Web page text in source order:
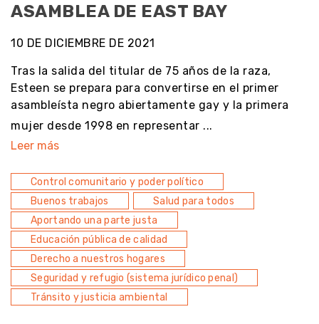
ASAMBLEA DE EAST BAY
10 DE DICIEMBRE DE 2021
Tras la salida del titular de 75 años de la raza,
Esteen se prepara para convertirse en el primer
asambleísta negro abiertamente gay y la primera
mujer desde 1998 en representar ...
Leer más
Control comunitario y poder político
Buenos trabajos
Salud para todos
Aportando una parte justa
Educación pública de calidad
Derecho a nuestros hogares
Seguridad y refugio (sistema jurídico penal)
Tránsito y justicia ambiental